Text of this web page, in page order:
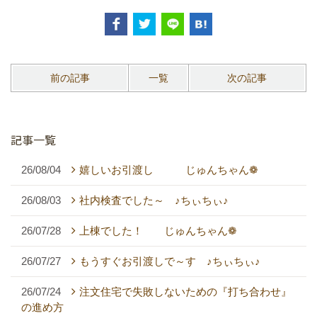
前の記事 一覧 次の記事
記事一覧
26/08/04 嬉しいお引渡し じゅんちゃん❁
26/08/03 社内検査でした～ ♪ちぃちぃ♪
26/07/28 上棟でした！ じゅんちゃん❁
26/07/27 もうすぐお引渡しで～す ♪ちぃちぃ♪
26/07/24
注文住宅で失敗しないための『打ち合わせ』
の進め方